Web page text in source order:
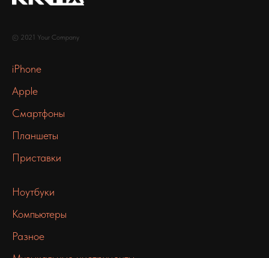
© 2021 Your Company
iPhone
Apple
Смартфоны
Планшеты
Приставки
Ноутбуки
Компьютеры
Разное